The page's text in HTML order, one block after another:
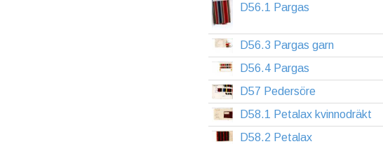
D56.1 Pargas
D56.3 Pargas garn
D56.4 Pargas
D57 Pedersöre
D58.1 Petalax kvinnodräkt
D58.2 Petalax